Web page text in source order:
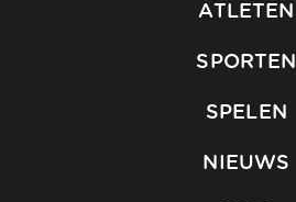
ATLETEN
SPORTEN
SPELEN
NIEUWS